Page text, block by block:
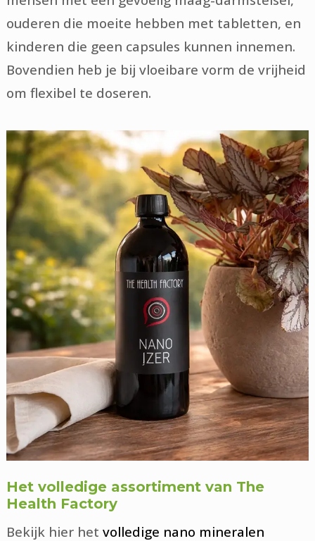
ouderen die moeite hebben met tabletten, en
kinderen die geen capsules kunnen innemen.
Bovendien heb je bij vloeibare vorm de vrijheid
om flexibel te doseren.
Het volledige assortiment van The
Health Factory
Bekijk hier hetvolledige nano mineralen